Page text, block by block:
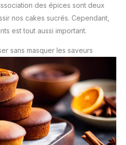
des épices sont deux
nos cakes sucrés. Cependant,
est tout aussi important.
sans masquer les saveurs